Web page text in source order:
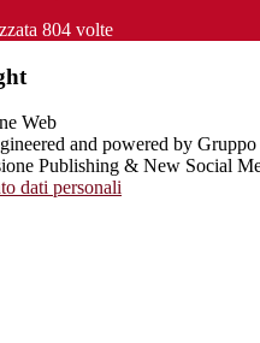
804 volte
and powered by Gruppo
Publishing & New Social
dati personali